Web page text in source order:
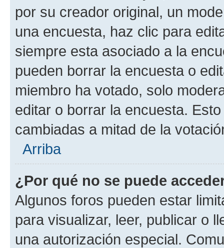
por su creador original, un
una encuesta, haz clic para
siempre esta asociado a la
pueden borrar la encuesta o
miembro ha votado, solo
editar o borrar la encuesta.
cambiadas a mitad de la
Arriba
¿Por qué no se puede
Algunos foros pueden estar
para visualizar, leer, publicar o
una autorización especial.